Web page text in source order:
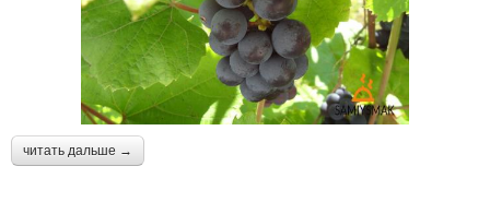
читать дальше →